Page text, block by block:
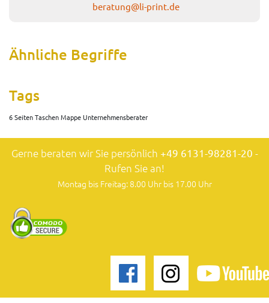
beratung@li-print.de
Ähnliche Begriffe
Tags
6 Seiten Taschen Mappe Unternehmensberater
Gerne beraten wir Sie persönlich +49 6131-98281-20 -
Rufen Sie an!
Montag bis Freitag: 8.00 Uhr bis 17.00 Uhr